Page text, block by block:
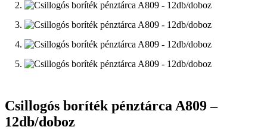
Csillogós boríték pénztárca A809 –
12db/doboz